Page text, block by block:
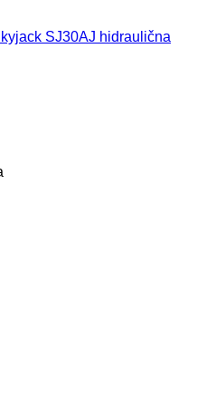
SJ30AJ hidraulična